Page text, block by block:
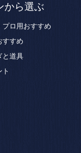
から選ぶ
プロ用おすすめ
すすめ
と道具
ト